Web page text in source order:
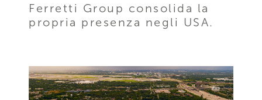
Ferretti Group consolida la
propria presenza negli USA.